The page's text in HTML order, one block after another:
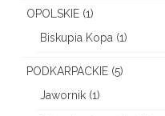
OPOLSKIE (1)
Biskupia Kopa (1)
PODKARPACKIE (5)
Jawornik (1)